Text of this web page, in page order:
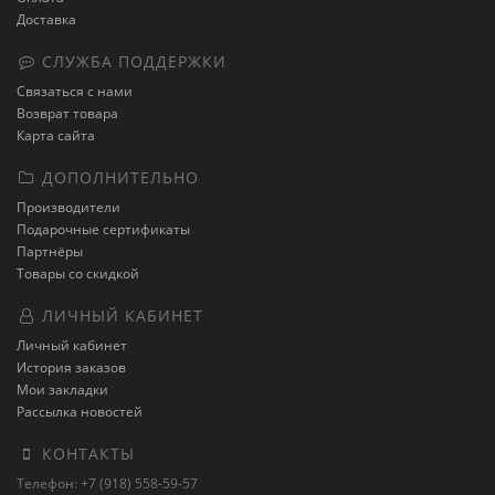
Доставка
СЛУЖБА ПОДДЕРЖКИ
Связаться с нами
Возврат товара
Карта сайта
ДОПОЛНИТЕЛЬНО
Производители
Подарочные сертификаты
Партнёры
Товары со скидкой
ЛИЧНЫЙ КАБИНЕТ
Личный кабинет
История заказов
Мои закладки
Рассылка новостей
КОНТАКТЫ
Телефон: +7 (918) 558-59-57